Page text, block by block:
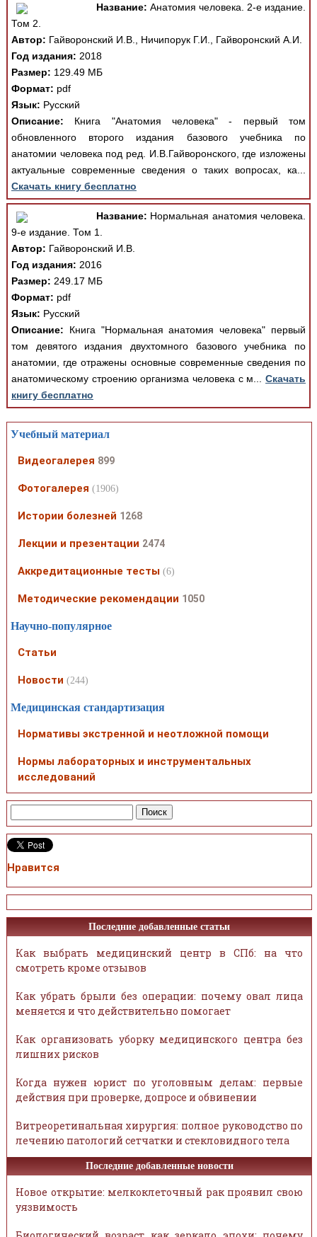
Название: Анатомия человека. 2-е издание.
Том 2.
Автор: Гайворонский И.В., Ничипорук Г.И., Гайворонский А.И.
Год издания: 2018
Размер: 129.49 МБ
Формат: pdf
Язык: Русский
Описание: Книга "Анатомия человека" - первый том
обновленного второго издания базового учебника по
анатомии человека под ред. И.В.Гайворонского, где изложены
актуальные современные сведения о таких вопросах, ка...
Скачать книгу бесплатно
Название: Нормальная анатомия человека.
9-е издание. Том 1.
Автор: Гайворонский И.В.
Год издания: 2016
Размер: 249.17 МБ
Формат: pdf
Язык: Русский
Описание: Книга "Нормальная анатомия человека" первый
том девятого издания двухтомного базового учебника по
анатомии, где отражены основные современные сведения по
анатомическому строению организма человека с м...Скачать
книгу бесплатно
Учебный материал
Видеогалерея 899
Фотогалерея (1906)
Истории болезней 1268
Лекции и презентации 2474
Аккредитационные тесты (6)
Методические рекомендации 1050
Научно-популярное
Статьи
Новости (244)
Медицинская стандартизация
Нормативы экстренной и неотложной помощи
Нормы лабораторных и инструментальных
исследований
Нравится
Последние добавленные статьи
Как выбрать медицинский центр в СПб: на что
смотреть кроме отзывов
Как убрать брыли без операции: почему овал лица
меняется и что действительно помогает
Как организовать уборку медицинского центра без
лишних рисков
Когда нужен юрист по уголовным делам: первые
действия при проверке, допросе и обвинении
Витреоретинальная хирургия: полное руководство по
лечению патологий сетчатки и стекловидного тела
Последние добавленные новости
Новое открытие: мелкоклеточный рак проявил свою
уязвимость